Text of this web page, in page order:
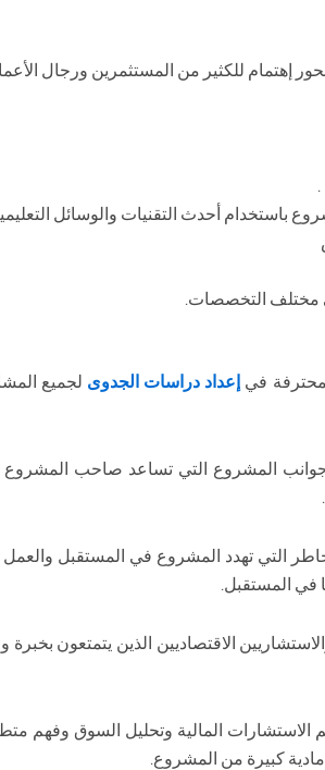
إهتمام للكثير من المستثمرين ورجال
باستخدام أحدث التقنيات والوسائل
مختلف التخصصات.
في إعداد دراسات الجدوى لجميع
المشروع التي تساعد صاحب المشروع
التي تهدد المشروع في المستقبل والعمل
في المستقبل.
الاقتصاديين الذين يتمتعون بخبرة
الاستشارات المالية وتحليل السوق وفهم
كبيرة من المشروع.